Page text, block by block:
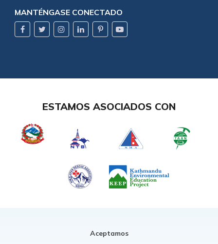
MANTÉNGASE CONECTADO
ESTAMOS ASOCIADOS CON
Aceptamos